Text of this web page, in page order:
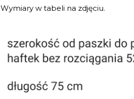
Wymiary w tabeli na zdjęciu.